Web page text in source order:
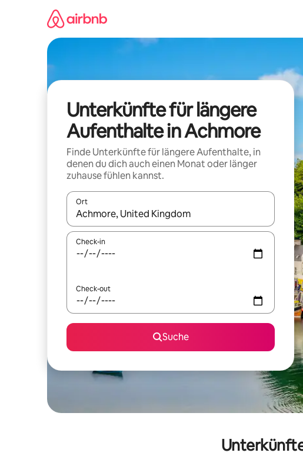
Unterkünfte für längere
Aufenthalte in Achmore
Finde Unterkünfte für längere Aufenthalte, in
denen du dich auch einen Monat oder länger
zuhause fühlen kannst.
Ort
Wenn Ergebnisse verfügbar sind, navigiere mit den
Check-in
Check-out
Suche